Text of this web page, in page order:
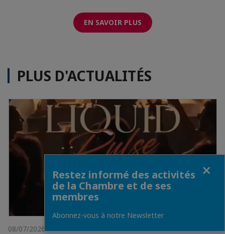
EN SAVOIR PLUS
PLUS D'ACTUALITÉS
08/07/2026
Restez informé des activités
de la Chambre et de ses
membres
Abonnez-vous à notre Newsletter